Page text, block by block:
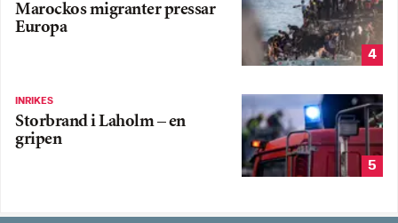
Marockos migranter pressar
Europa
4
INRIKES
Storbrand i Laholm – en
gripen
5